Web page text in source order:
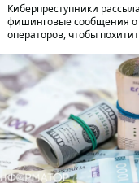
Киберпреступники
фишинговые сообщения
операторов, чтобы